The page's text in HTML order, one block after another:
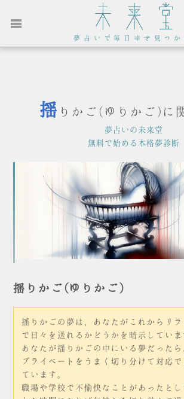
夢占いで毎日幸せ見つか
揺 りかご(ゆりかご)に
夢占いの未来堂
無料で始める本格夢診断
揺りかご(ゆりかご)
揺りかごの夢は、あなたがこれからリ
で日々を送れるかどうかを暗示していま
あなたが揺りかごの中にいる夢だったら
プライベートをうまく切り分けて対応
ています。
職場や学校で不愉快なことがあったと